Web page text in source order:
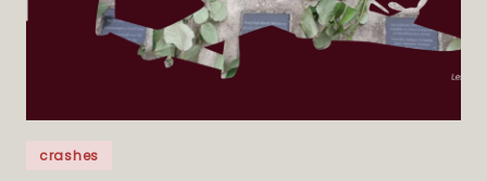
Z
s
Geplaatst
crashes